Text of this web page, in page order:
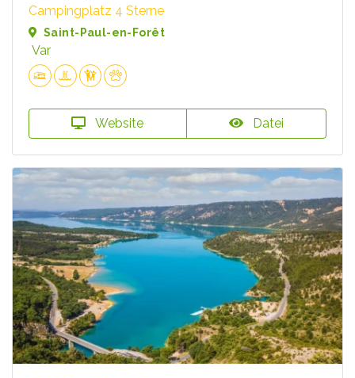
Campingplatz 4 Sterne
Saint-Paul-en-Forêt
Var
Website Datei